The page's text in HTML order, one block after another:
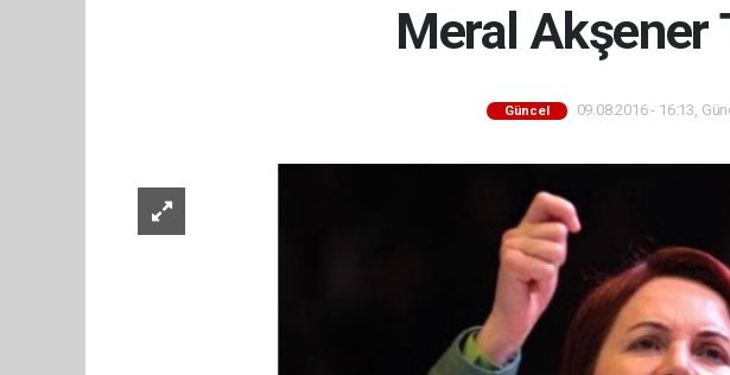
Meral Akşener
Güncel 09.08.2016 - 16:13,